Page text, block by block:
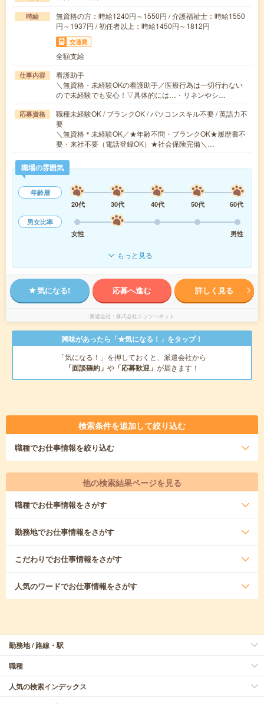
時給
無資格の方：時給1240円～1550円 / 介護福祉士：時給1550
円～1937円 / 初任者以上：時給1450円～1812円
交通費
全額支給
仕事内容
看護助手
＼無資格・未経験OKの看護助手／医療行為は一切行わない
ので未経験でも安心！▽具体的には…・リネンやシ…
応募資格
職種未経験OK / ブランクOK / パソコンスキル不要 / 英語力不
要
＼無資格＊未経験OK／★年齢不問・ブランクOK★履歴書不
要・来社不要（電話登録OK）★社会保険完備＼…
職場の雰囲気
年齢層
20代
30代 40代 50代
60代
男女比率
女性
男性
もっと見る
気になる! 応募へ進む 詳しく見る
派遣会社 株式会社ニッソーネット
興味があったら「★気になる！」をタップ！
「気になる！」を押しておくと、派遣会社から
「面談確約」 や 「応募歓迎」 が届きます！
検索条件を追加して絞り込む
職種でお仕事情報を絞り込む
他の検索結果ページを見る
職種でお仕事情報をさがす
勤務地でお仕事情報をさがす
こだわりでお仕事情報をさがす
人気のワードでお仕事情報をさがす
勤務地 / 路線・駅
職種
人気の検索インデックス